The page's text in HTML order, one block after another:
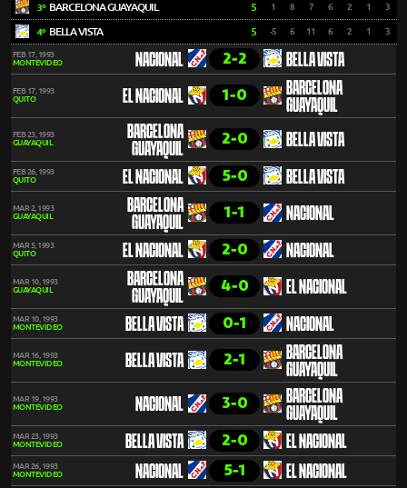
3º BARCELONA GUAYAQUIL 5 1 8 7 6 2 1 3
4º BELLA VISTA 5 -5 6 11 6 2 1 3
FEB 17, 1993
MONTEVIDEO
NACIONAL 2-2 BELLA VISTA
FEB 17, 1993
QUITO
EL NACIONAL 1-0
BARCELONA
GUAYAQUIL
FEB 23, 1993
GUAYAQUIL
BARCELONA
GUAYAQUIL
2-0 BELLA VISTA
FEB 26, 1993
QUITO
EL NACIONAL 5-0 BELLA VISTA
MAR 2, 1993
GUAYAQUIL
BARCELONA
GUAYAQUIL
1-1 NACIONAL
MAR 5, 1993
QUITO
EL NACIONAL 2-0 NACIONAL
MAR 10, 1993
GUAYAQUIL
BARCELONA
GUAYAQUIL
4-0 EL NACIONAL
MAR 10, 1993
MONTEVIDEO
BELLA VISTA 0-1 NACIONAL
MAR 16, 1993
MONTEVIDEO
BELLA VISTA 2-1
BARCELONA
GUAYAQUIL
MAR 19, 1993
MONTEVIDEO
NACIONAL 3-0
BARCELONA
GUAYAQUIL
MAR 23, 1993
MONTEVIDEO
BELLA VISTA 2-0 EL NACIONAL
MAR 26, 1993
MONTEVIDEO
NACIONAL 5-1 EL NACIONAL